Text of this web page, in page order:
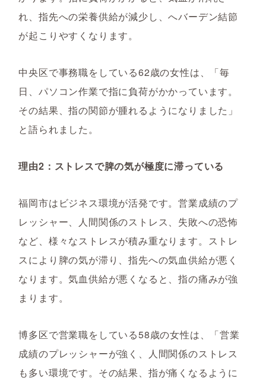
れ、指先への栄養供給が減少し、へバーデン結節
が起こりやすくなります。
中央区で事務職をしている62歳の女性は、「毎
日、パソコン作業で指に負荷がかかっています。
その結果、指の関節が腫れるようになりました」
と語られました。
理由2：ストレスで脾の気が極度に滞っている
福岡市はビジネス環境が活発です。営業成績のプ
レッシャー、人間関係のストレス、失敗への恐怖
など、様々なストレスが積み重なります。ストレ
スにより脾の気が滞り、指先への気血供給が悪く
なります。気血供給が悪くなると、指の痛みが強
まります。
博多区で営業職をしている58歳の女性は、「営業
成績のプレッシャーが強く、人間関係のストレス
も多い環境です。その結果、指が痛くなるように